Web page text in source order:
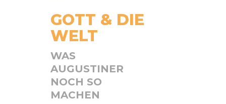
GOTT & DIE
WELT
WAS
AUGUSTINER
NOCH SO
MACHEN